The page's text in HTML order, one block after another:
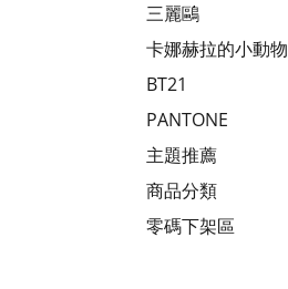
三麗鷗
卡娜赫拉的小動物
BT21
PANTONE
主題推薦
商品分類
零碼下架區